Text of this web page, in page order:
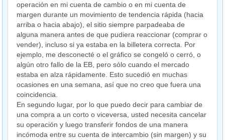
operación en mi cuenta de cambio o en mi cuenta de
margen durante un movimiento de tendencia rápida (hacia
arriba o hacia abajo), el sitio siempre parpadeaba de
alguna manera antes de que pudiera reaccionar (comprar o
vender), incluso si ya estaba en la billetera correcta. Por
ejemplo, me desconecté o el gráfico se congeló o cerró, o
algún otro fallo de la EB, pero sólo cuando el mercado
estaba en alza rápidamente. Esto sucedió en muchas
ocasiones en una semana, así que no creo que fuera una
coincidencia.
En segundo lugar, por lo que puedo decir para cambiar de
una compra a un corto o viceversa, usted necesita cancelar
su operación y luego transferir fondos de una manera
incómoda entre su cuenta de intercambio (sin margen) y su